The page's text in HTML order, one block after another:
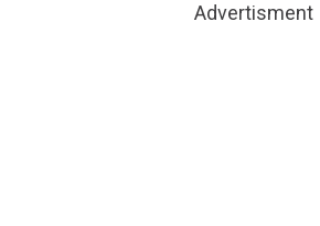
Advertisment